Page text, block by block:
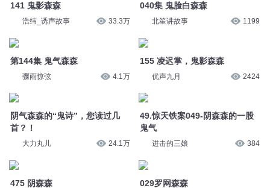
141 鬼影森森
浩纬_诱声故事 33.3万
第144集 鬼气森森
骤雨惊弦 4.1万
阴气森森的“鬼诗”，您读过几
首？！
大力丸儿 24.1万
475 阴森森
040集 鬼脸白森森
北笙讲故事 1199
155 凌迟掌，鬼影森森
优声九月 2424
49.惊天铁案049-阴森森的一股
鬼气
进击的三娘 384
029罗网森森